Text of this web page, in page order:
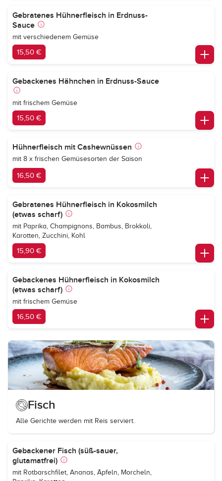
Gebratenes Hühnerfleisch in Erdnuss-
Sauce
mit verschiedenem Gemüse
15,50 €
Gebackenes Hähnchen in Erdnuss-Sauce
mit frischem Gemüse
15,50 €
Hühnerfleisch mit Cashewnüssen
mit 8 x frischen Gemüsesorten der Saison
16,50 €
Gebratenes Hühnerfleisch in Kokosmilch
(etwas scharf)
mit Paprika, Champignons, Bambus, Brokkoli,
Karotten, Zucchini, Kohl
15,90 €
Gebackenes Hühnerfleisch in Kokosmilch
(etwas scharf)
mit frischem Gemüse
16,50 €
Fisch
Alle Gerichte werden mit Reis serviert.
Gebackener Fisch (süß-sauer,
glutamatfrei)
mit Rotbarschfilet, Ananas, Äpfeln, Morcheln,